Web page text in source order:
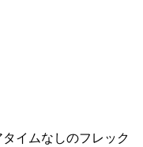
イムなしのフレック